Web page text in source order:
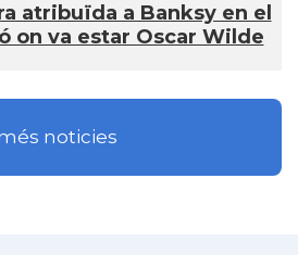
Scotland
CATALANS A GUILDFORD
atribuïda a Banksy en el
on va estar Oscar Wilde
noticies